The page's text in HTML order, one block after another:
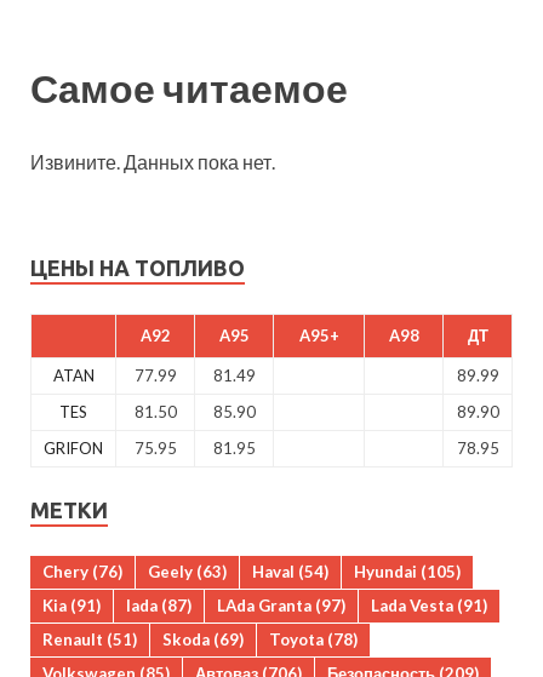
Самое читаемое
Извините. Данных пока нет.
ЦЕНЫ НА ТОПЛИВО
A92 A95 A95+ A98 ДТ
ATAN 77.99 81.49
89.99
TES
81.50 85.90
89.90
GRIFON
75.95 81.95 78.95
МЕТКИ
Chery (76) Geely (63) Haval (54) Hyundai (105)
Kia (91) lada (87) LAda Granta (97) Lada Vesta (91)
Renault (51) Skoda (69) Toyota (78)